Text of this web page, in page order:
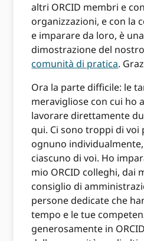
altri ORCID membri e
organizzazioni, e con la
e imparare da loro, è
dimostrazione del
comunità di pratica.
Ora la parte difficile: le
meravigliose con cui ho
lavorare direttamente
qui. Ci sono troppi di voi
ognuno
ciascuno di voi. Ho
mio ORCID colleghi, dai
consiglio di
persone dedicate che
tempo e le tue
generosamente in